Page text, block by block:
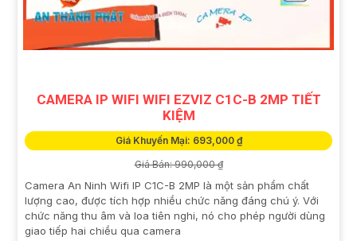
CAMERA IP WIFI WIFI EZVIZ C1C-B 2MP TIẾT
KIỆM
Giá Khuyến Mại: 693,000 ₫
Giá Bán: 990,000 ₫
Camera An Ninh Wifi IP C1C-B 2MP là một sản phẩm chất
lượng cao, được tích hợp nhiều chức năng đáng chú ý. Với
chức năng thu âm và loa tiên nghi, nó cho phép người dùng
giao tiếp hai chiều qua camera